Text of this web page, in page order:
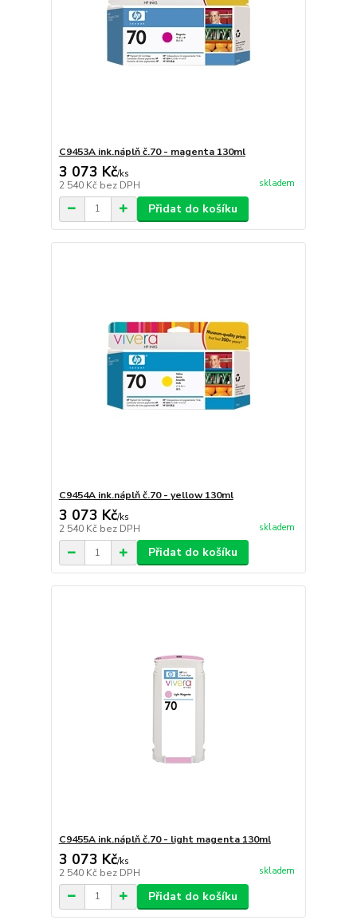
C9453A ink.náplň č.70 - magenta 130ml
3 073 Kč/ks
2 540 Kč bez DPH skladem
Přidat do košíku
C9454A ink.náplň č.70 - yellow 130ml
3 073 Kč/ks
2 540 Kč bez DPH skladem
Přidat do košíku
C9455A ink.náplň č.70 - light magenta 130ml
3 073 Kč/ks
2 540 Kč bez DPH skladem
Přidat do košíku